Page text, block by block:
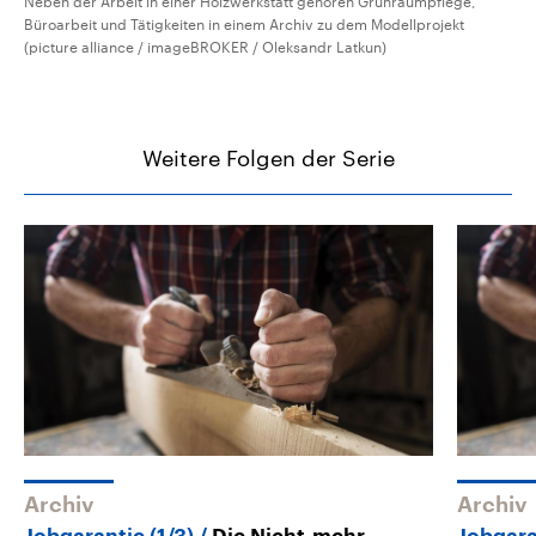
Büroarbeit und Tätigkeiten in einem Archiv zu dem Modellprojekt
(picture alliance / imageBROKER / Oleksandr Latkun)
Weitere Folgen der Serie
Archiv Archiv